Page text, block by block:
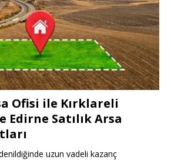
Ofisi ile Kırklareli
Edirne Satılık Arsa
uzun vadeli kazanç